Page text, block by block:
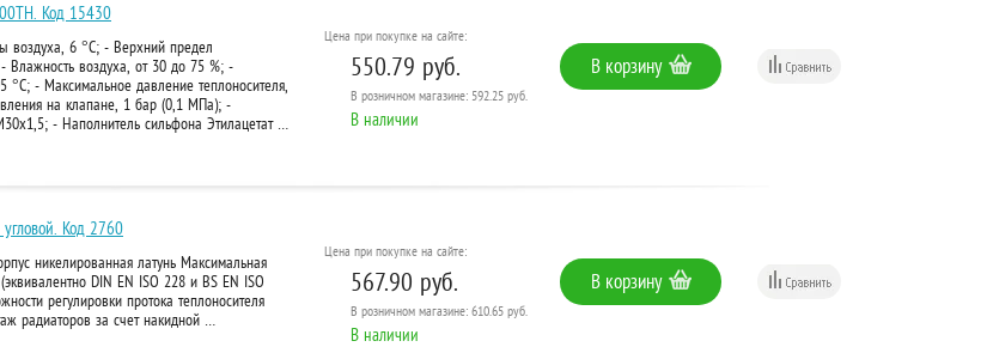
Код 15430
воздуха, 6 °С; - Верхний предел
Влажность воздуха, от 30 до 75 %; -
°С; - Максимальное давление теплоносителя,
на клапане, 1 бар (0,1 МПа); -
- Наполнитель сильфона Этилацетат …
Цена при покупке на сайте:
550.79 руб.
В розничном магазине: 592.25 руб.
В наличии
В корзину
Код 2760
никелированная латунь Максимальная
DIN EN ISO 228 и BS EN ISO
регулировки протока теплоносителя
радиаторов за счет накидной …
Цена при покупке на сайте:
567.90 руб.
В розничном магазине: 610.65 руб.
В наличии
В корзину